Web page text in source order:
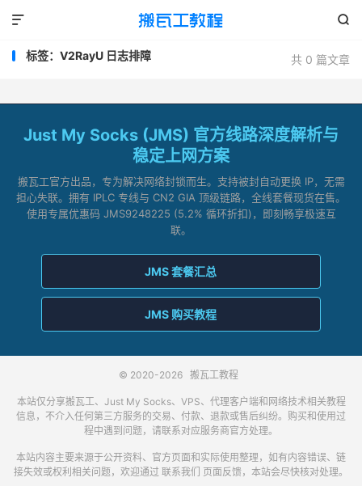


共 0 篇文章
标签：V2RayU 日志排障
Just My Socks (JMS) 官方线路深度解析与
稳定上网方案
搬瓦工官方出品，专为解决网络封锁而生。支持被封自动更换 IP，无需
担心失联。拥有 IPLC 专线与 CN2 GIA 顶级链路，全线套餐现货在售。
使用专属优惠码 JMS9248225 (5.2% 循环折扣)，即刻畅享极速互
联。
JMS 套餐汇总
JMS 购买教程
© 2020-2026 搬瓦工教程
本站仅分享搬瓦工、Just My Socks、VPS、代理客户端和网络技术相关教程
信息，不介入任何第三方服务的交易、付款、退款或售后纠纷。购买和使用过
程中遇到问题，请联系对应服务商官方处理。
本站内容主要来源于公开资料、官方页面和实际使用整理，如有内容错误、链
接失效或权利相关问题，欢迎通过 联系我们 页面反馈，本站会尽快核对处理。